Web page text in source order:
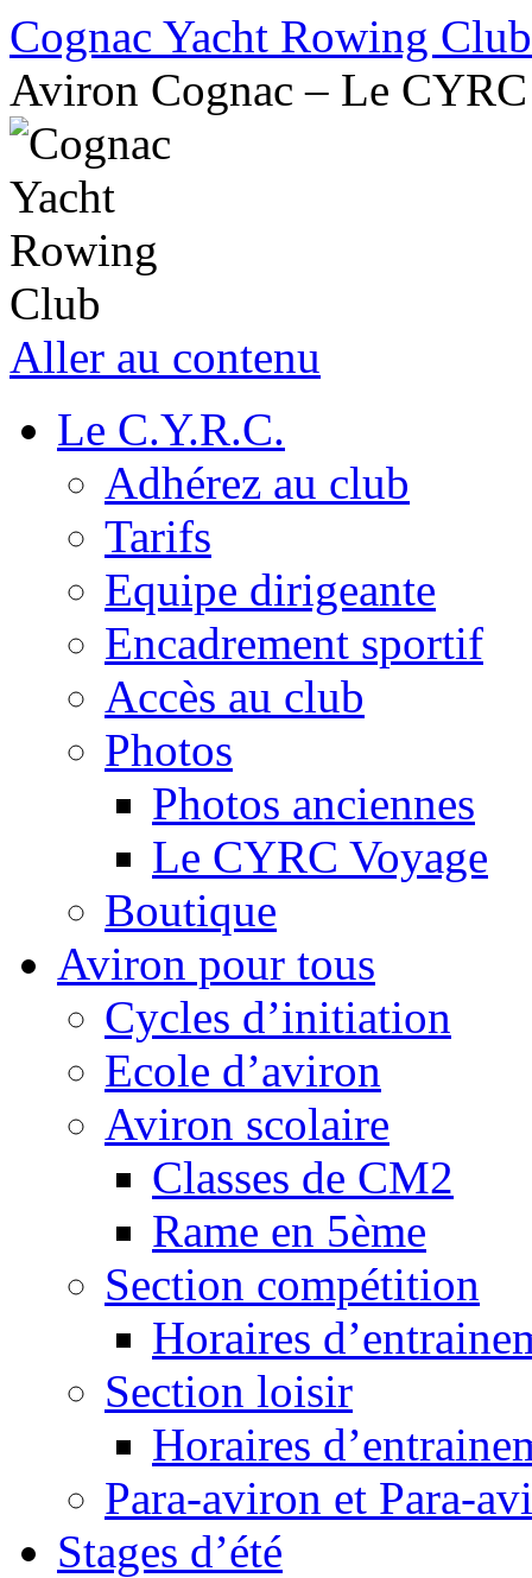
Cognac Yacht Rowing Club
Aviron Cognac – Le CYRC
Aller au contenu
Le C.Y.R.C.
Adhérez au club
Tarifs
Equipe dirigeante
Encadrement sportif
Accès au club
Photos
Photos anciennes
Le CYRC Voyage
Boutique
Aviron pour tous
Cycles d’initiation
Ecole d’aviron
Aviron scolaire
Classes de CM2
Rame en 5ème
Section compétition
Horaires
Section loisir
Horaires
Para-aviron et Para-
Stages d’été